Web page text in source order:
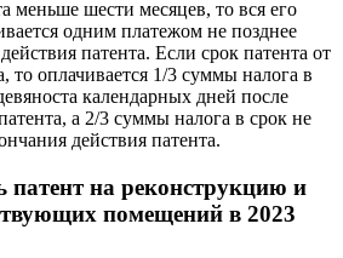
меньше шести месяцев, то вся его
одним платежом не позднее
патента. Если срок патента от
то оплачивается 1/3 суммы налога в
календарных дней после
а 2/3 суммы налога в срок не
действия патента.
патент на реконструкцию и
помещений в 2023